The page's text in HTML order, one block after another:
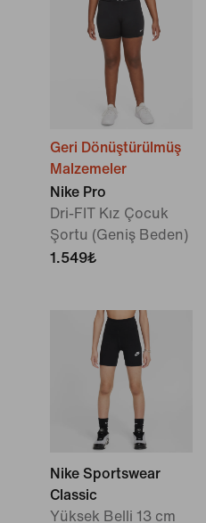
Geri Dönüştürülmüş
Malzemeler
Nike Pro
Dri-FIT Kız Çocuk
Şortu (Geniş Beden)
1.549₺
Nike Sportswear
Classic
Yüksek Belli 13 cm